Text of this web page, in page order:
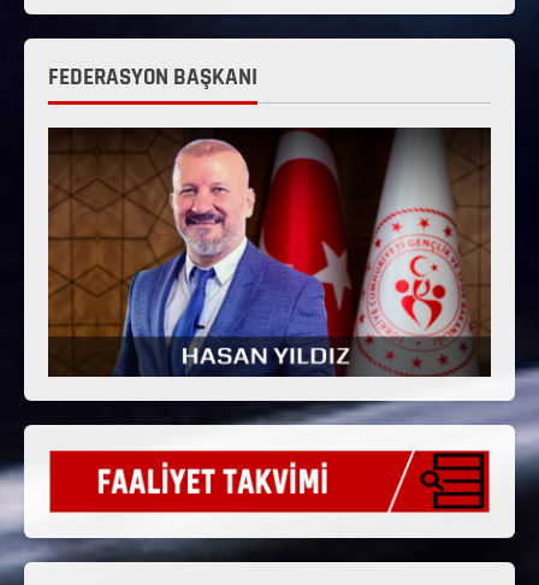
FEDERASYON BAŞKANI